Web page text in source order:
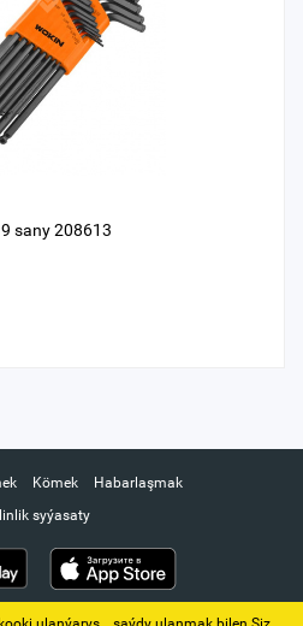
sany 208613
Kömek
Habarlaşmak
syýasaty